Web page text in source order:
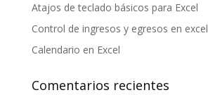
Atajos de teclado básicos para Excel
Control de ingresos y egresos en excel
Calendario en Excel
Comentarios recientes